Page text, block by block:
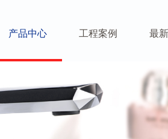
产品中心 工程案例 最